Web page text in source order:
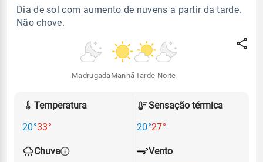
Dia de sol com aumento de nuvens a partir da tarde.
Não chove.
Madrugada Manhã Tarde Noite
Temperatura
20°33°
Sensação térmica
20°27°
Chuva
Vento